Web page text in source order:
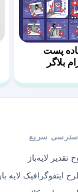
پست
بلاگر
سریع
تقدیر لایه‌باز
اینفوگرافیک لایه باز